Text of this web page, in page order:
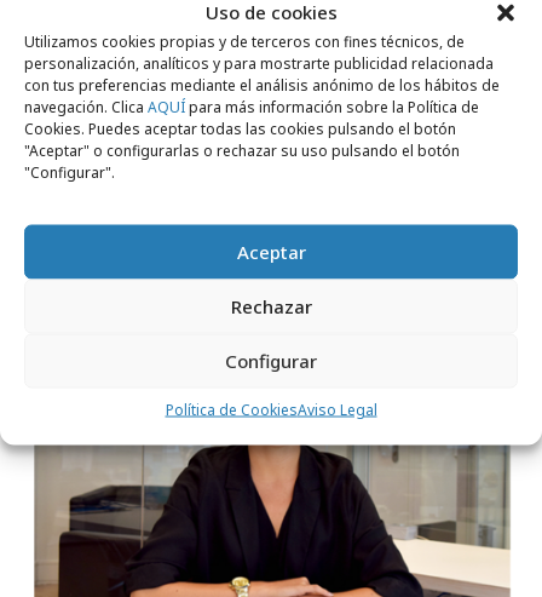
Uso de cookies
Utilizamos cookies propias y de terceros con fines técnicos, de
personalización, analíticos y para mostrarte publicidad relacionada
con tus preferencias mediante el análisis anónimo de los hábitos de
navegación. Clica AQUÍpara más información sobre la Política de
Cookies. Puedes aceptar todas las cookies pulsando el botón
"Aceptar" o configurarlas o rechazar su uso pulsando el botón
"Configurar".
Aceptar
Rechazar
Configurar
Política de CookiesAviso Legal
ICEX confía su reposicionamiento a M+C
Saatchi Spain
Agencias